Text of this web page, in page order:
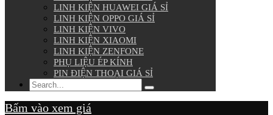
LINH KIỆN HUAWEI GIÁ SỈ
LINH KIỆN OPPO GIÁ SỈ
LINH KIỆN VIVO
LINH KIỆN XIAOMI
LINH KIỆN ZENFONE
PHỤ LIỆU ÉP KÍNH
PIN ĐIỆN THOẠI GIÁ SỈ
Bấm vào xem giá